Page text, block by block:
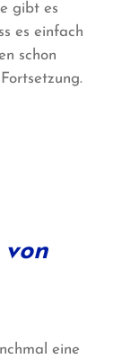
gibt es
es einfach
schon
eine